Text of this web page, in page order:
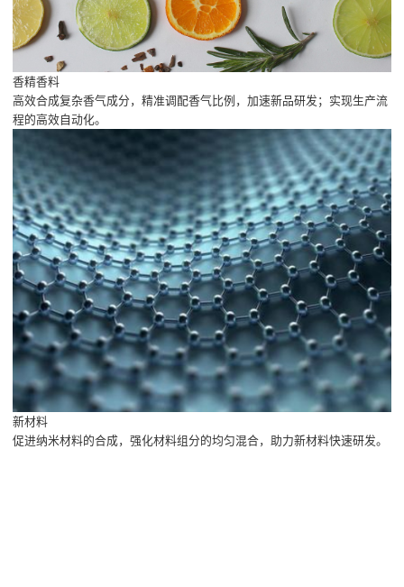
香精香料
高效合成复杂香气成分，精准调配香气比例，加速新品研发；实现生产流
程的高效自动化。
新材料
促进纳米材料的合成，强化材料组分的均匀混合，助力新材料快速研发。